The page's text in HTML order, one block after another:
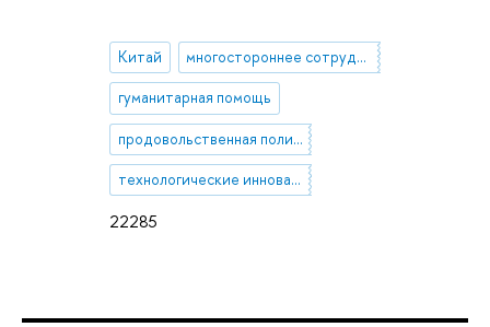
22285
Китай многостороннее сотрудничество
гуманитарная помощь
продовольственная политика
технологические инновации